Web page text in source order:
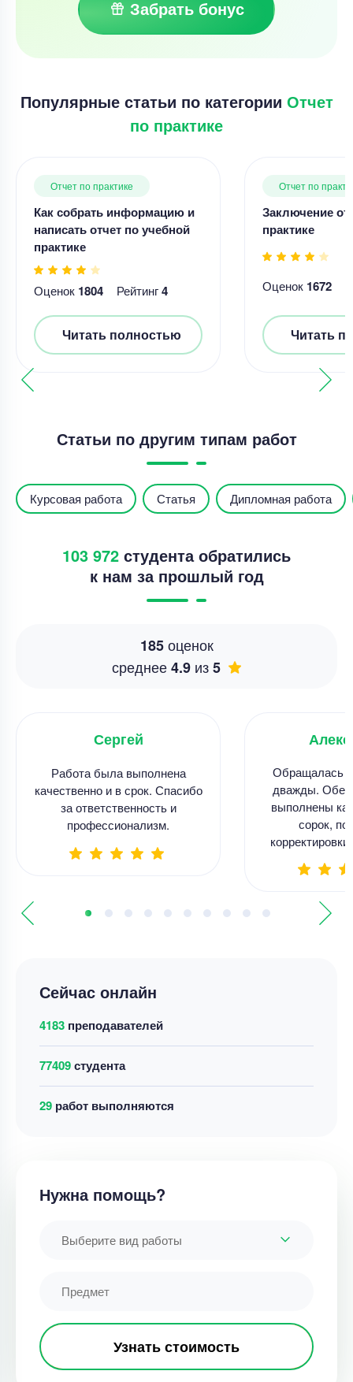
Сейчас онлайн
4183 преподавателей
77409студента
40 работ выполняются
Нужна помощь?
Выберите вид работы
Узнать стоимость
Забрать бонус
Популярные статьи по категории Отчет
по практике
Отчет по практике
Как собрать информацию и
написать отчет по учебной
практике
Оценок 1804 Рейтинг4
Читать полностью
Отчет по
Заключение
практике
Оценок 1672
Читать
Статьи по другим типам работ
Курсовая работа Статья Дипломная работа
103 972 студента обратились
к нам за прошлый год
185оценок
среднее4.9 из5
Сергей
Работа была выполнена
качественно и в срок. Спасибо
за ответственность и
профессионализм.
Обращалась
дважды. Обе
выполнены
сорок, по